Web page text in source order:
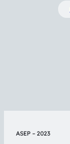
ASEP – 2023